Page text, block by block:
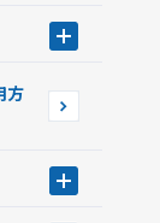
方